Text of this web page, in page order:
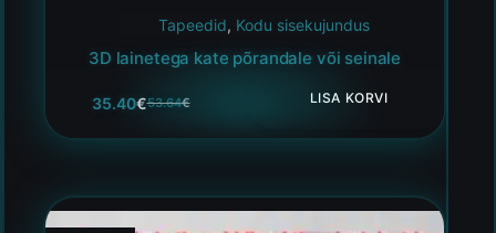
Tapeedid, Kodu sisekujundus
3D lainetega kate põrandale või seinale
53.64€
35.40€ LISA KORVI